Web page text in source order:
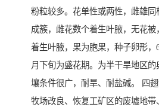
粉粒较多。花单性或两性，雌雄
成簇，雌花数个着生叶腋，无花
着生叶腋，果为胞果，种子卵形，
月下旬为盛花期。为半干旱地区
壤条件很广，耐旱、耐盐碱。 四
牧场改良、恢复工矿区的废墟地